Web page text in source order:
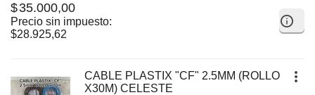
$35.000,00
Precio sin impuesto:
$28.925,62
CABLE PLASTIX "CF" 2.5MM (ROLLO
X30M) CELESTE